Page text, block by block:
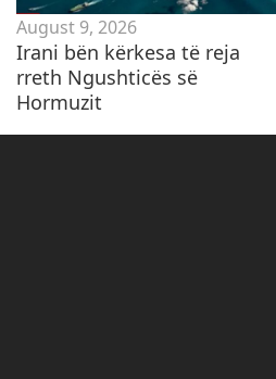
August 9, 2026
​Irani bën kërkesa të reja
rreth Ngushticës së
Hormuzit